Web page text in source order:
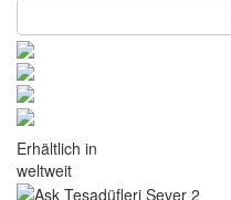
Erhältlich in
weltweit